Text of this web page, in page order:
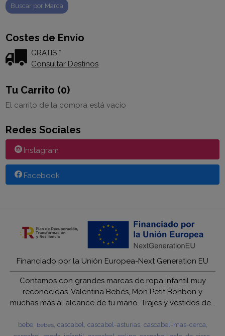
Costes de Envío
GRATIS *
Consultar Destinos
Tu Carrito (0)
El carrito de la compra está vacío
Redes Sociales
Instagram
Facebook
Financiado por la Unión Europea-Next Generation EU
Contamos con grandes marcas de ropa infantil muy
reconocidas. Valentina Bebés, Mon Petit Bonbon y
muchas más al alcance de tu mano. Trajes y vestidos de...
bebe bebes cascabel cascabel-asturias cascabel-mas-cerca